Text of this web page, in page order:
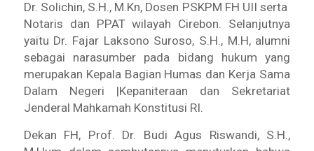
Dr. Solichin, S.H., M.Kn, Dosen PSKPM FH UII serta
Notaris dan PPAT wilayah Cirebon. Selanjutnya
yaitu Dr. Fajar Laksono Suroso, S.H., M.H, alumni
sebagai narasumber pada bidang hukum yang
merupakan Kepala Bagian Humas dan Kerja Sama
Dalam Negeri |Kepaniteraan dan Sekretariat
Jenderal Mahkamah Konstitusi RI.
Dekan FH, Prof. Dr. Budi Agus Riswandi, S.H.,